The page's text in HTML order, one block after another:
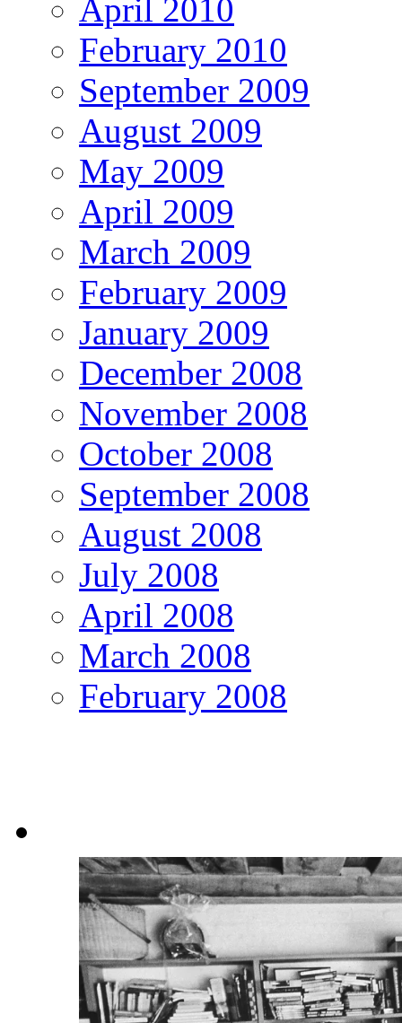
April 2010
February 2010
September 2009
August 2009
May 2009
April 2009
March 2009
February 2009
January 2009
December 2008
November 2008
October 2008
September 2008
August 2008
July 2008
April 2008
March 2008
February 2008